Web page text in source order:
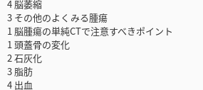
4 脳萎縮
3 その他のよくみる腫瘍
1 脳腫瘍の単純CTで注意すべきポイント
1 頭蓋骨の変化
2 石灰化
3 脂肪
4 出血